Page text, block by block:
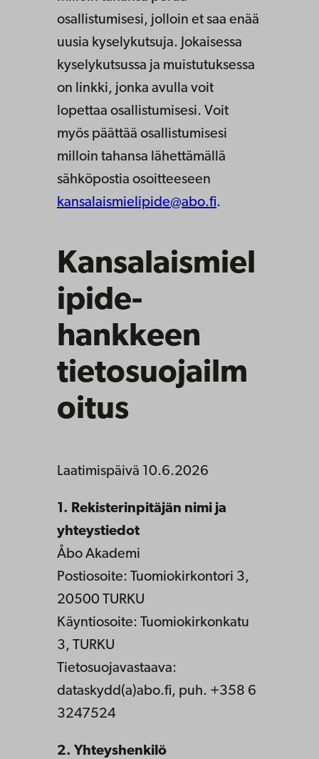
osallistumisesi, jolloin et saa enää
uusia kyselykutsuja. Jokaisessa
kyselykutsussa ja muistutuksessa
on linkki, jonka avulla voit
lopettaa osallistumisesi. Voit
myös päättää osallistumisesi
milloin tahansa lähettämällä
sähköpostia osoitteeseen
kansalaismielipide@abo.fi.
Kansalaismiel
ipide-
hankkeen
tietosuojailm
oitus
Laatimispäivä 10.6.2026
1. Rekisterinpitäjän nimi ja
yhteystiedot
Åbo Akademi
Postiosoite: Tuomiokirkontori 3,
20500 TURKU
Käyntiosoite: Tuomiokirkonkatu
3, TURKU
Tietosuojavastaava:
dataskydd(a)abo.fi, puh. +358 6
3247524
2. Yhteyshenkilö